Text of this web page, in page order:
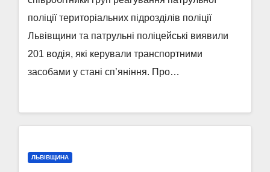
поліції територіальних підрозділів поліції
Львівщини та патрульні поліцейські виявили
201 водія, які керували транспортними
засобами у стані сп’яніння. Про…
ЛЬВІВЩИНА